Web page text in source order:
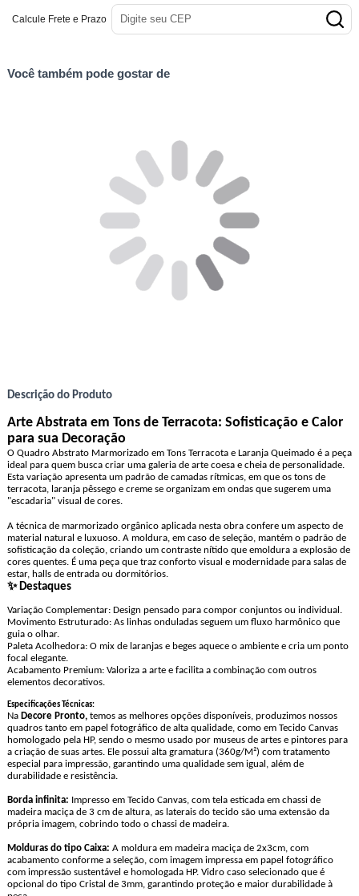
Calcule Frete e Prazo
Você também pode gostar de
Descrição do Produto
Arte Abstrata em Tons de Terracota: Sofisticação e Calor
para sua Decoração
O Quadro Abstrato Marmorizado em Tons Terracota e Laranja Queimado é a peça
ideal para quem busca criar uma galeria de arte coesa e cheia de personalidade.
Esta variação apresenta um padrão de camadas rítmicas, em que os tons de
terracota, laranja pêssego e creme se organizam em ondas que sugerem uma
"escadaria" visual de cores.
A técnica de marmorizado orgânico aplicada nesta obra confere um aspecto de
material natural e luxuoso. A moldura, em caso de seleção, mantém o padrão de
sofisticação da coleção, criando um contraste nítido que emoldura a explosão de
cores quentes. É uma peça que traz conforto visual e modernidade para salas de
estar, halls de entrada ou dormitórios.
✨ Destaques
Variação Complementar: Design pensado para compor conjuntos ou individual.
Movimento Estruturado: As linhas onduladas seguem um fluxo harmônico que
guia o olhar.
Paleta Acolhedora: O mix de laranjas e beges aquece o ambiente e cria um ponto
focal elegante.
Acabamento Premium: Valoriza a arte e facilita a combinação com outros
elementos decorativos.
Especificações Técnicas:
Na Decore Pronto,temos as melhores opções disponíveis, produzimos nossos
quadros tanto em papel fotográfico de alta qualidade, como em Tecido Canvas
homologado pela HP, sendo o mesmo usado por museus de artes e pintores para
a criação de suas artes. Ele possui alta gramatura (360g/M²) com tratamento
especial para impressão, garantindo uma qualidade sem igual, além de
durabilidade e resistência.
Borda infinita: Impresso em Tecido Canvas, com tela esticada em chassi de
madeira maciça de 3 cm de altura, as laterais do tecido são uma extensão da
própria imagem, cobrindo todo o chassi de madeira.
Molduras do tipo Caixa: A moldura em madeira maciça de 2x3cm, com
acabamento conforme a seleção, com imagem impressa em papel fotográfico
com impressão sustentável e homologada HP. Vidro caso selecionado que é
opcional do tipo Cristal de 3mm, garantindo proteção e maior durabilidade à